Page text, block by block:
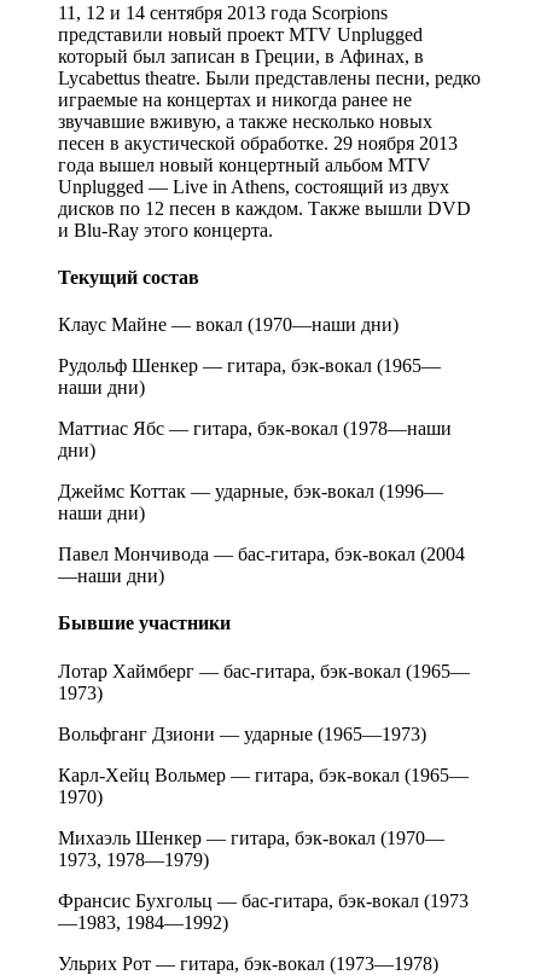
11, 12 и 14 сентября 2013 года Scorpions
представили новый проект MTV Unplugged
который был записан в Греции, в Афинах, в
Lycabettus theatre. Были представлены песни, редко
играемые на концертах и никогда ранее не
звучавшие вживую, а также несколько новых
песен в акустической обработке. 29 ноября 2013
года вышел новый концертный альбом MTV
Unplugged — Live in Athens, состоящий из двух
дисков по 12 песен в каждом. Также вышли DVD
и Blu-Ray этого концерта.
Текущий состав
Клаус Майне — вокал (1970—наши дни)
Рудольф Шенкер — гитара, бэк-вокал (1965—
наши дни)
Маттиас Ябс — гитара, бэк-вокал (1978—наши
дни)
Джеймс Коттак — ударные, бэк-вокал (1996—
наши дни)
Павел Мончивода — бас-гитара, бэк-вокал (2004
—наши дни)
Бывшие участники
Лотар Хаймберг — бас-гитара, бэк-вокал (1965—
1973)
Вольфганг Дзиони — ударные (1965—1973)
Карл-Хейц Вольмер — гитара, бэк-вокал (1965—
1970)
Михаэль Шенкер — гитара, бэк-вокал (1970—
1973, 1978—1979)
Франсис Бухгольц — бас-гитара, бэк-вокал (1973
—1983, 1984—1992)
Ульрих Рот — гитара, бэк-вокал (1973—1978)